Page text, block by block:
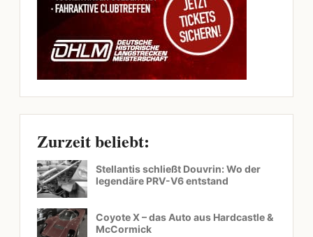
Zurzeit beliebt:
Stellantis schließt Douvrin: Wo der
legendäre PRV-V6 entstand
Coyote X – das Auto aus Hardcastle &
McCormick